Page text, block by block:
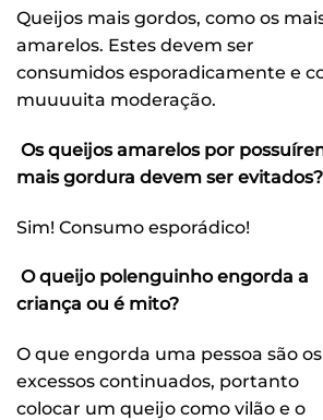
Queijos mais gordos, como os
amarelos. Estes devem ser
consumidos esporadicamente e
muuuuita moderação.
Os queijos amarelos por
mais gordura devem ser evitados?
Sim! Consumo esporádico!
O queijo polenguinho engorda a
criança ou é mito?
O que engorda uma pessoa são os
excessos continuados, portanto
colocar um queijo como vilão e o